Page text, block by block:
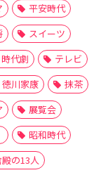
平安時代
スイーツ
時代劇
テレビ
徳川家康
抹茶
展覧会
昭和時代
の13人